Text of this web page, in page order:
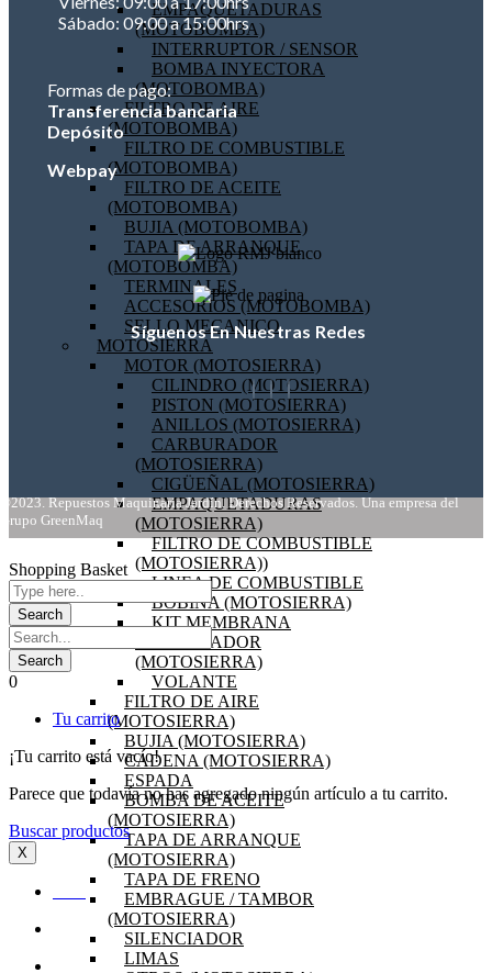
EMPAQUETADURAS
(MOTOBOMBA)
INTERRUPTOR / SENSOR
BOMBA INYECTORA
(MOTOBOMBA)
FILTRO DE AIRE
(MOTOBOMBA)
FILTRO DE COMBUSTIBLE
(MOTOBOMBA)
FILTRO DE ACEITE
(MOTOBOMBA)
BUJIA (MOTOBOMBA)
TAPA DE ARRANQUE
(MOTOBOMBA)
TERMINALES
ACCESORIOS (MOTOBOMBA)
SELLO MECANICO
MOTOSIERRA
MOTOR (MOTOSIERRA)
CILINDRO (MOTOSIERRA)
PISTON (MOTOSIERRA)
ANILLOS (MOTOSIERRA)
CARBURADOR
(MOTOSIERRA)
CIGÜEÑAL (MOTOSIERRA)
EMPAQUETADURAS
(MOTOSIERRA)
FILTRO DE COMBUSTIBLE
(MOTOSIERRA))
LINEA DE COMBUSTIBLE
BOBINA (MOTOSIERRA)
KIT MEMBRANA
CARBURADOR
(MOTOSIERRA)
VOLANTE
FILTRO DE AIRE
(MOTOSIERRA)
BUJIA (MOTOSIERRA)
CADENA (MOTOSIERRA)
ESPADA
BOMBA DE ACEITE
(MOTOSIERRA)
TAPA DE ARRANQUE
(MOTOSIERRA)
TAPA DE FRENO
EMBRAGUE / TAMBOR
(MOTOSIERRA)
SILENCIADOR
LIMAS
Sábado: 09:00 a 15:00hrs
Formas de pago:
Transferencia bancaria
Depósito
Webpay
Síguenos En Nuestras Redes
©2023. Repuestos Maquinaria Jardín. Derechos Reservados. Una empresa del
Grupo GreenMaq
Shopping Basket
0
Tu carrito
¡Tu carrito está vacío!
Parece que todavía no has agregado ningún artículo a tu carrito.
Buscar productos
X